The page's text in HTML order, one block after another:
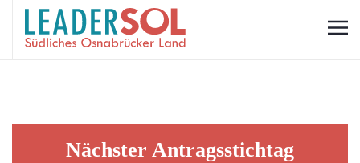
Nächster Antragsstichtag